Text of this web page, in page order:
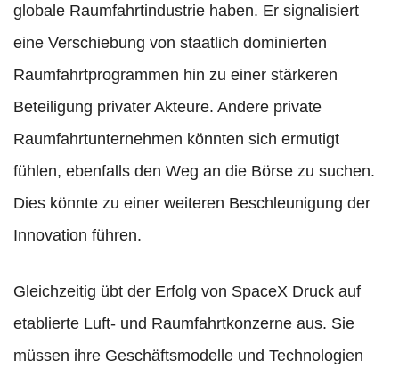
globale Raumfahrtindustrie haben. Er signalisiert
eine Verschiebung von staatlich dominierten
Raumfahrtprogrammen hin zu einer stärkeren
Beteiligung privater Akteure. Andere private
Raumfahrtunternehmen könnten sich ermutigt
fühlen, ebenfalls den Weg an die Börse zu suchen.
Dies könnte zu einer weiteren Beschleunigung der
Innovation führen.
Gleichzeitig übt der Erfolg von SpaceX Druck auf
etablierte Luft- und Raumfahrtkonzerne aus. Sie
müssen ihre Geschäftsmodelle und Technologien